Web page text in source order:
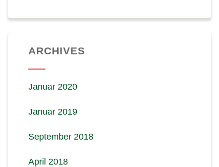
ARCHIVES
Januar 2020
Januar 2019
September 2018
April 2018